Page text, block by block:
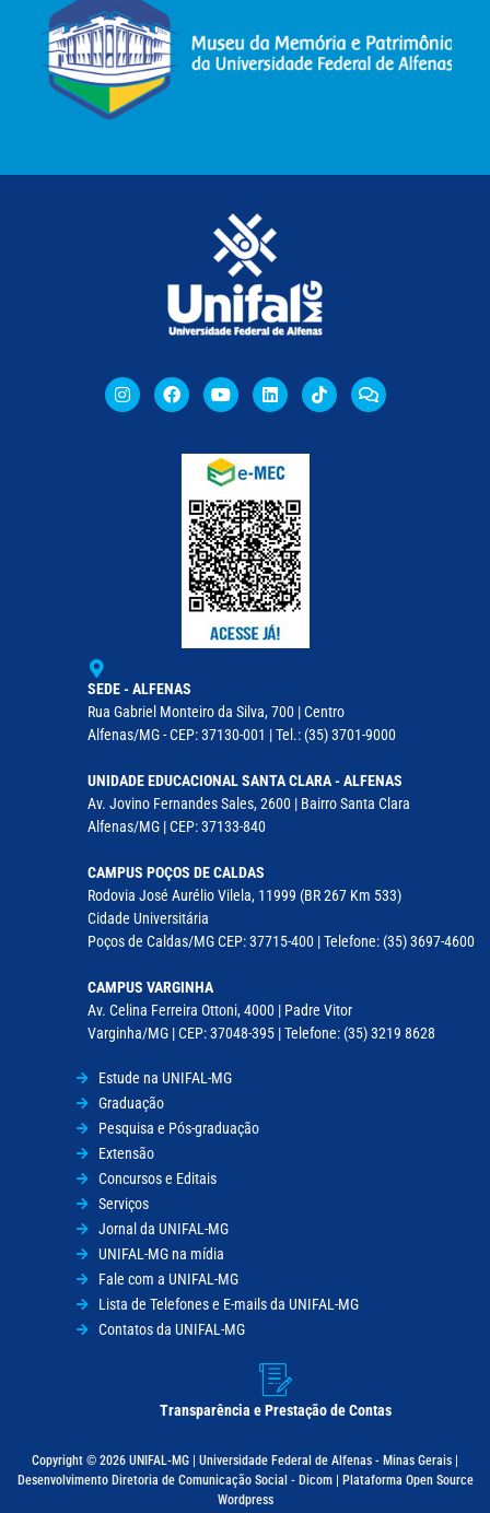
SEDE - ALFENAS
Rua Gabriel Monteiro da Silva, 700 | Centro
Alfenas/MG - CEP: 37130-001 | Tel.: (35) 3701-9000
UNIDADE EDUCACIONAL SANTA CLARA - ALFENAS
Av. Jovino Fernandes Sales, 2600 | Bairro Santa Clara
Alfenas/MG | CEP: 37133-840
CAMPUS POÇOS DE CALDAS
Rodovia José Aurélio Vilela, 11999 (BR 267 Km 533)
Cidade Universitária
Poços de Caldas/MG CEP: 37715-400 | Telefone: (35) 3697-4600
CAMPUS VARGINHA
Av. Celina Ferreira Ottoni, 4000 | Padre Vitor
Varginha/MG | CEP: 37048-395 | Telefone: (35) 3219 8628
Estude na UNIFAL-MG
Graduação
Pesquisa e Pós-graduação
Extensão
Concursos e Editais
Serviços
Jornal da UNIFAL-MG
UNIFAL-MG na mídia
Fale com a UNIFAL-MG
Lista de Telefones e E-mails da UNIFAL-MG
Contatos da UNIFAL-MG
Transparência e Prestação de Contas
Copyright © 2026 UNIFAL-MG | Universidade Federal de Alfenas - Minas Gerais |
Desenvolvimento Diretoria de Comunicação Social - Dicom | Plataforma Open Source
Wordpress